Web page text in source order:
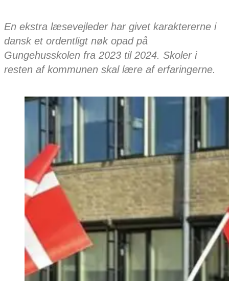
En ekstra læsevejleder har givet karaktererne i
dansk et ordentligt nøk opad på
Gungehusskolen fra 2023 til 2024. Skoler i
resten af kommunen skal lære af erfaringerne.